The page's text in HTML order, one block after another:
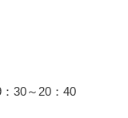
30～20：40